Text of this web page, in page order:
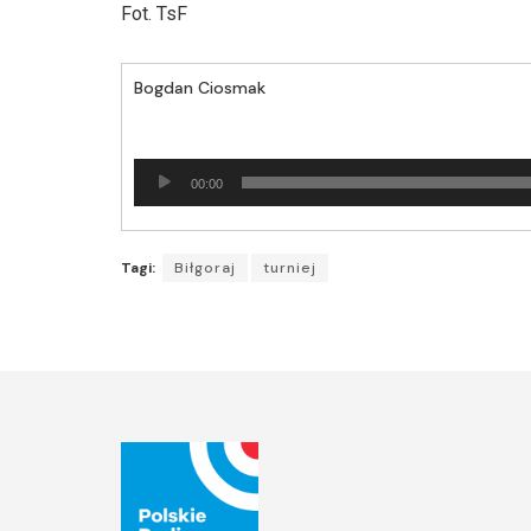
Fot. TsF
Bogdan Ciosmak
plików
00:00
Tagi: Biłgoraj turniej